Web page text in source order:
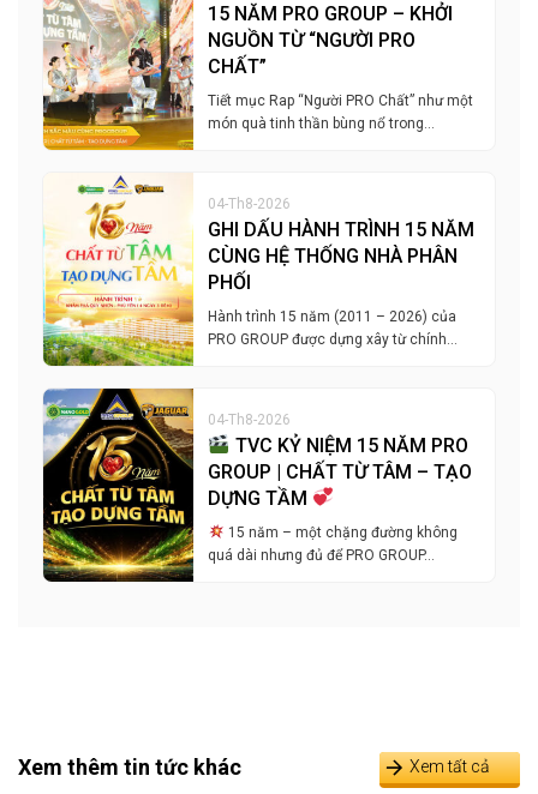
15 NĂM PRO GROUP – KHỞI
NGUỒN TỪ “NGƯỜI PRO
CHẤT”
Tiết mục Rap “Người PRO Chất” như một
món quà tinh thần bùng nổ trong…
04-Th8-2026
GHI DẤU HÀNH TRÌNH 15 NĂM
CÙNG HỆ THỐNG NHÀ PHÂN
PHỐI
Hành trình 15 năm (2011 – 2026) của
PRO GROUP được dựng xây từ chính…
04-Th8-2026
TVC KỶ NIỆM 15 NĂM PRO
GROUP | CHẤT TỪ TÂM – TẠO
DỰNG TẦM
15 năm – một chặng đường không
quá dài nhưng đủ để PRO GROUP…
Xem thêm tin tức khác Xem tất cả